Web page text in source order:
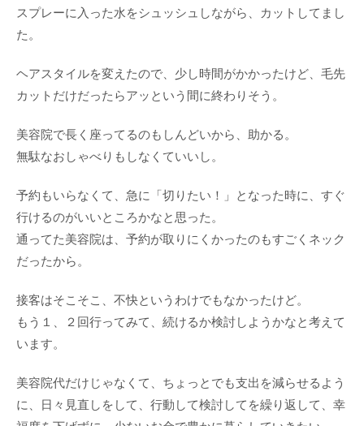
スプレーに入った水をシュッシュしながら、カットしてまし
た。
ヘアスタイルを変えたので、少し時間がかかったけど、毛先
カットだけだったらアッという間に終わりそう。
美容院で長く座ってるのもしんどいから、助かる。
無駄なおしゃべりもしなくていいし。
予約もいらなくて、急に「切りたい！」となった時に、すぐ
行けるのがいいところかなと思った。
通ってた美容院は、予約が取りにくかったのもすごくネック
だったから。
接客はそこそこ、不快というわけでもなかったけど。
もう１、２回行ってみて、続けるか検討しようかなと考えて
います。
美容院代だけじゃなくて、ちょっとでも支出を減らせるよう
に、日々見直しをして、行動して検討してを繰り返して、幸